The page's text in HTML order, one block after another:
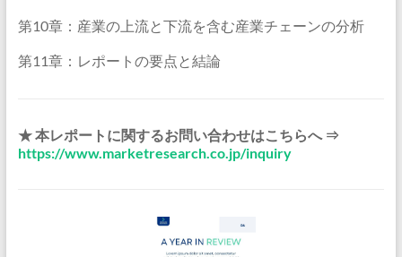
第10章：産業の上流と下流を含む産業チェーンの分析
第11章：レポートの要点と結論
★ 本レポートに関するお問い合わせはこちらへ ⇒
https://www.marketresearch.co.jp/inquiry